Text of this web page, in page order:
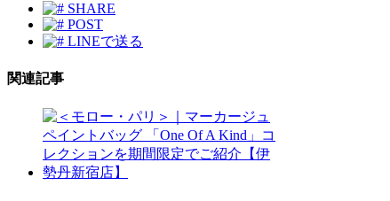
SHARE
POST
LINEで送る
関連記事